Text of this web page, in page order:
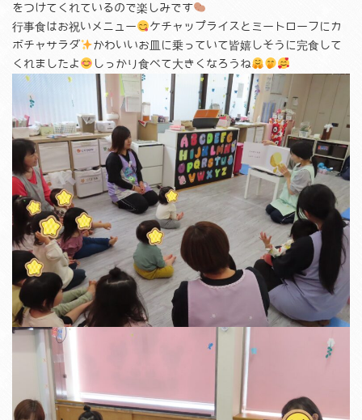
をつけてくれているので楽しみです
行事食はお祝いメニュー
ケチャップライスとミートローフにカ
ボチャサラダ
かわいいお皿に乗っていて皆嬉しそうに完食して
くれましたよ
しっかり食べて大きくなろうね